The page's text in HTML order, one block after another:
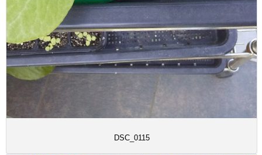
DSC_0115